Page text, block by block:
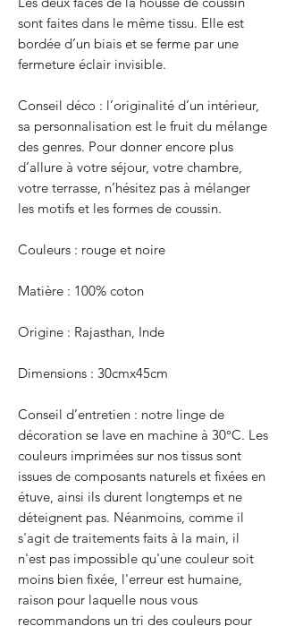
sont faites dans le même tissu. Elle est
bordée d’un biais et se ferme par une
fermeture éclair invisible.
Conseil déco : l’originalité d’un intérieur,
sa personnalisation est le fruit du mélange
des genres. Pour donner encore plus
d’allure à votre séjour, votre chambre,
votre terrasse, n’hésitez pas à mélanger
les motifs et les formes de coussin.
Couleurs : rouge et noire
Matière : 100% coton
Origine : Rajasthan, Inde
Dimensions : 30cmx45cm
Conseil d’entretien : notre linge de
décoration se lave en machine à 30°C. Les
couleurs imprimées sur nos tissus sont
issues de composants naturels et fixées en
étuve, ainsi ils durent longtemps et ne
déteignent pas. Néanmoins, comme il
s'agit de traitements faits à la main, il
n'est pas impossible qu'une couleur soit
moins bien fixée, l'erreur est humaine,
raison pour laquelle nous vous
recommandons un tri des couleurs pour